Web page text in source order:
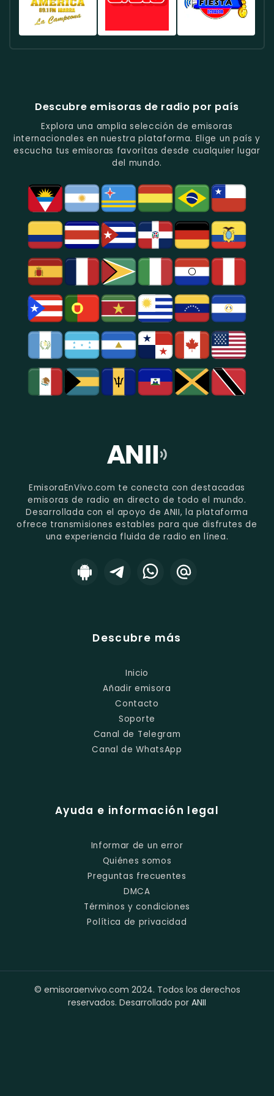
Quito.
Quito.
Música
Tropical
-
-
Emisora
Música
Del
Recuerdo
En
Quito.
Estación
De
Los
Deportes
En
Guayaquil.
Populares
Y
Folclore
En
Azogues.
Descubre emisoras de radio por país
Explora una amplia selección de emisoras
internacionales en nuestra plataforma. Elige un país y
escucha tus emisoras favoritas desde cualquier lugar
del mundo.
EmisoraEnVivo.com te conecta con destacadas
emisoras de radio en directo de todo el mundo.
Desarrollada con el apoyo de ANII, la plataforma
ofrece transmisiones estables para que disfrutes de
una experiencia fluida de radio en línea.
Descubre más
Inicio
Añadir emisora
Contacto
Soporte
Canal de Telegram
Canal de WhatsApp
Ayuda e información legal
Informar de un error
Quiénes somos
Preguntas frecuentes
DMCA
Términos y condiciones
Política de privacidad
© emisoraenvivo.com 2024. Todos los derechos
reservados. Desarrollado por ANII